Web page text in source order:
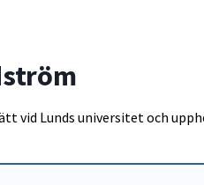
vid Lunds universitet och